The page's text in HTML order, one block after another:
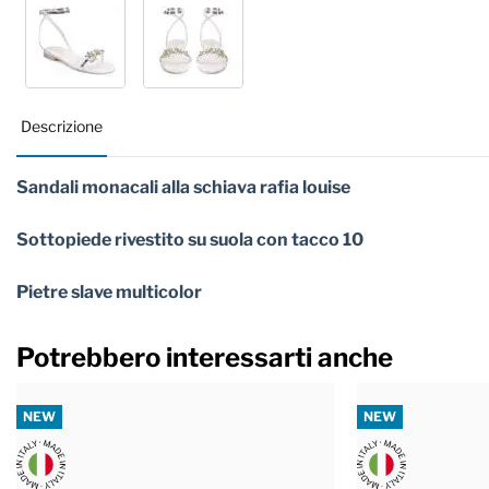
Descrizione
Sandali monacali alla schiava rafia louise
Sottopiede rivestito su suola con tacco 10
Pietre slave multicolor
Potrebbero interessarti anche
NEW NEW